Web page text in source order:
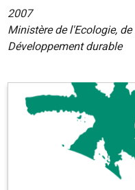
2007
Ministère de l'Ecologie,
Développement durable